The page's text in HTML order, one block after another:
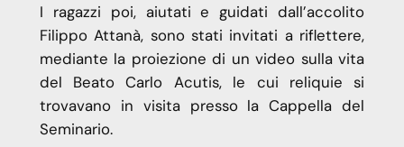
I ragazzi poi, aiutati e guidati dall’accolito
Filippo Attanà, sono stati invitati a riflettere,
mediante la proiezione di un video sulla vita
del Beato Carlo Acutis, le cui reliquie si
trovavano in visita presso la Cappella del
Seminario.